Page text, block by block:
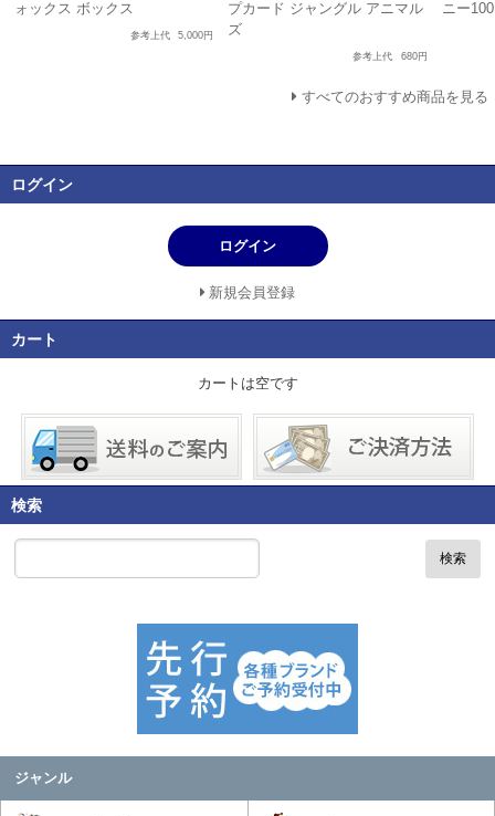
ォックス ボックス
参考上代 5,000円
プカード ジャングル アニマル
ズ
参考上代 680円
ニー
すべてのおすすめ商品を見る
ログイン
ログイン
新規会員登録
カート
カートは空です
検索
検索
ジャンル